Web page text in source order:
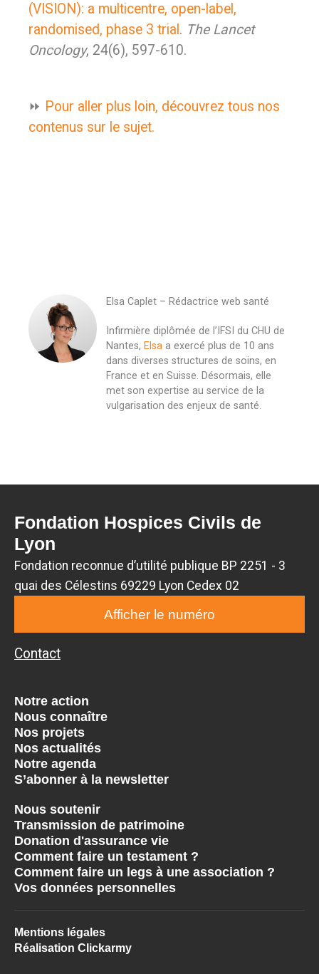
(VISION): a multicentre, open-label,
randomised, phase 3 trial . The Lancet
Oncology, 24(6), 597-610.
⏩ Pour aller plus loin, découvrez tous nos
contenus sur le sujet.
Elsa Caplet – Rédactrice web santé
Infirmière diplômée de l’IFSI du CHU de
Nantes, Elsa a exercé plus de 10 ans
dans diverses structures de soins, en
France et en Suisse. Désormais, elle
met son expertise au service de la
vulgarisation des enjeux de santé.
Fondation Hospices Civils de
Lyon
Fondation reconnue d’utilité publique BP 2251 - 3
quai des Célestins 69229 Lyon Cedex 02
Afficher le numéro
Contact
Notre action
Nous connaître
Nos projets
Nos actualités
Notre agenda
S’abonner à la newsletter
Nous soutenir
Transmission de patrimoine
Donation d'assurance vie
Comment faire un testament ?
Comment faire un legs à une association ?
Vos données personnelles
Mentions légales
Réalisation Clickarmy